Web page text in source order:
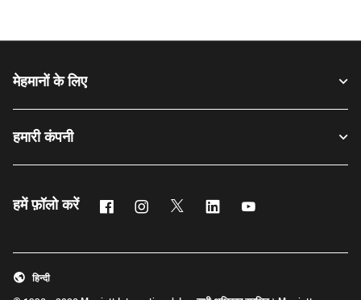
मेहमानों के लिए
हमारी कंपनी
हमें फ़ॉलो करें फेसबुक इंस्टाग्राम ट्विटर लिंक्डिन
हिन्दी